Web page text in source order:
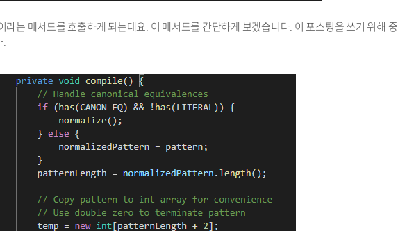
는 메서드를 호출하게 되는데요. 이 메서드를 간단하게 보겠습니다. 이 포스팅을 쓰기 위해 중
.